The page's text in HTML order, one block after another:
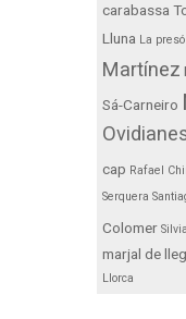
carabassa
Lluna La
Martínez
Sá-Carneiro
cap Rafael
Serquera
Colomer
marjal de
Llorca